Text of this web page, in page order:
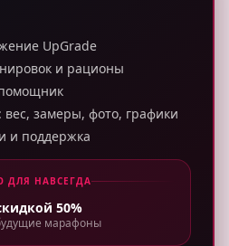
UpGrade
и рационы
вес, замеры, фото, графики
и поддержка
ДЛЯ НАВСЕГДА
50%
марафоны